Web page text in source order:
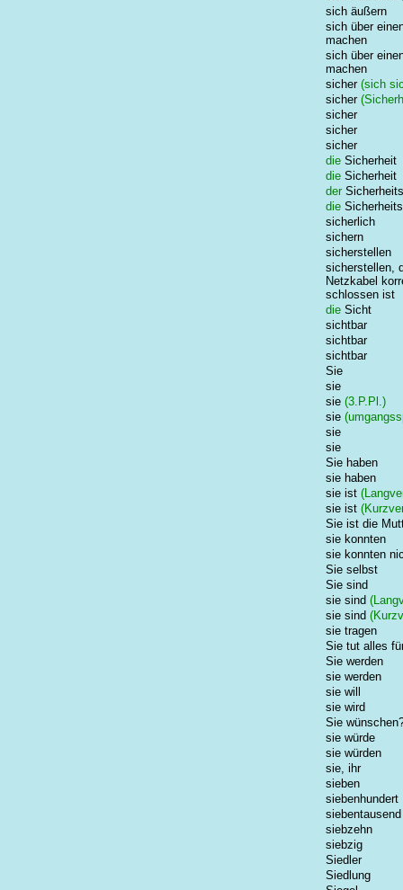
sich äußern
sich über
machen
sich über
machen
sicher(sich
sicher
sicher
sicher
sicher
die Sicherheit
die Sicherheit
der
die
sicherlich
sichern
sicherstellen
sicherstellen,
Netzkabel
schlossen ist
die Sicht
sichtbar
sichtbar
sichtbar
Sie
sie
sie (3.P.Pl.)
sie
sie
sie
Sie haben
sie haben
sie ist
sie ist
Sie ist die
sie konnten
sie konnten
Sie selbst
Sie sind
sie sind
sie sind
sie tragen
Sie tut alles
Sie werden
sie werden
sie will
sie wird
Sie
sie würde
sie würden
sie, ihr
sieben
siebenhundert
siebentausend
siebzehn
siebzig
Siedler
Siedlung